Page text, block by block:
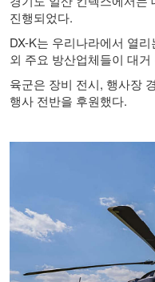
진행되었다.
DX-K는 우리나라에서 열
외 주요 방산업체들이 대거
육군은 장비 전시, 행사장
행사 전반을 후원했다.